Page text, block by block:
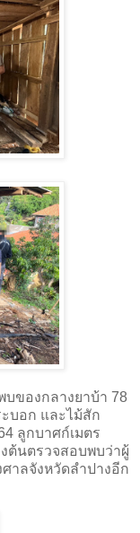
บของกลางยาบ้า 78
บอก และไม้สัก
ลูกบาศก์เมตร
ต้นตรวจสอบพบว่าผู้
าลจังหวัดลำปางอีก